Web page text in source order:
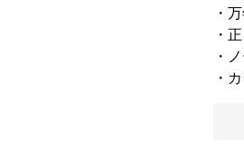
・
・
・
・